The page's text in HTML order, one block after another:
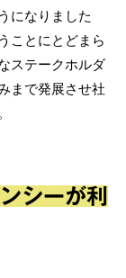
になりました
ことにとどまら
ステークホルダ
まで発展させ社
シーが利